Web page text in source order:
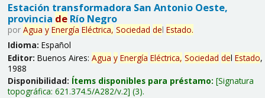
Estación transformadora San Antonio Oeste,
provincia deRío Negro
por Agua y Energía Eléctrica, Sociedad del Estado.
Idioma: Español
Editor: Buenos Aires: Agua y Energía Eléctrica, Sociedad del Estado,
1988
Disponibilidad: Ítems disponibles para préstamo: Signatura
topográfica: 621.374.5/A282/v.2 (3).